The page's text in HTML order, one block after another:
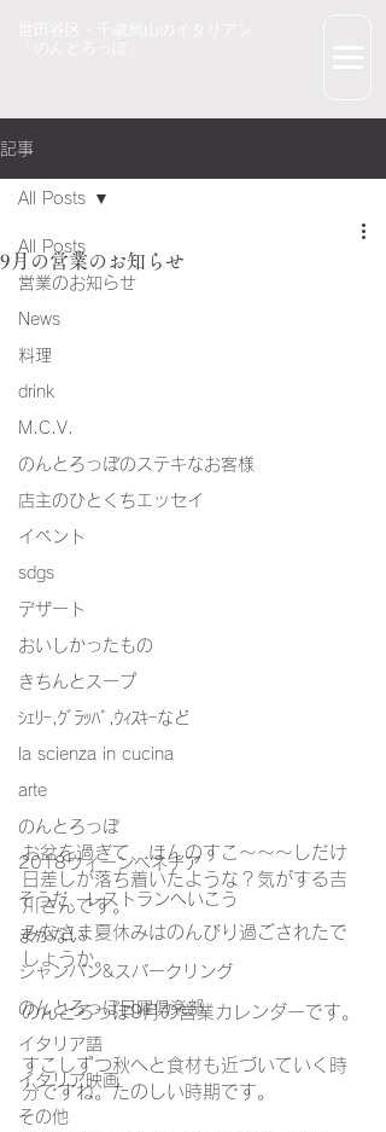
記事
All Posts
営業のお知らせ
News
料理
drink
M.C.V.
のんとろっぽのステキなお客様
店主のひとくちエッセイ
イベント
sdgs
デザート
おいしかったもの
きちんとスープ
ｼｪﾘｰ,ｸﾞﾗｯﾊﾟ,ｳｨｽｷｰなど
la scienza in cucina
arte
のんとろっぽ
2018ウィーンベネチア
そうだ、レストランへいこう
まかない
シャンパン&スパークリング
のんとろっぽ日曜俱楽部
イタリア語
イタリア映画
その他
All Posts
9月の営業のお知らせ
お盆を過ぎて、ほんのすこ～～～しだけ
日差しが落ち着いたような？気がする吉
川さんです。
みなさま夏休みはのんびり過ごされたで
しょうか。
のんとろっぽ9月の営業カレンダーです。
すこしずつ秋へと食材も近づいていく時
分ですね。たのしい時期です。